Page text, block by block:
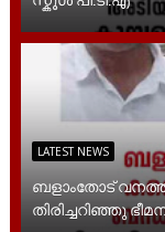
LATEST NEWS
ബളാംതോട്
തിരിച്ചറിഞ്ഞു